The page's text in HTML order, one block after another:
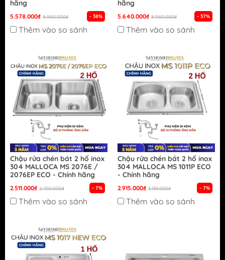
hãng
5.578.000₫ 8.980.000₫ - 38%
Thêm vào so sánh
hãng
5.640.000₫ 8.980.000₫ - 37%
Thêm vào so sánh
Chậu rửa chén bát 2 hố inox
304 MALLOCA MS 2076E /
2076EP ECO - Chính hãng
2.511.000₫ 2.700.000₫ - 7%
Thêm vào so sánh
Chậu rửa chén bát 2 hố inox
304 MALLOCA MS 1011P ECO
- Chính hãng
2.915.000₫ 3.135.000₫ - 7%
Thêm vào so sánh